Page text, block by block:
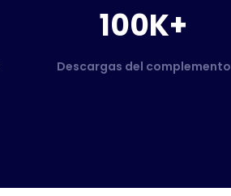
100K+
Descargas del complemento